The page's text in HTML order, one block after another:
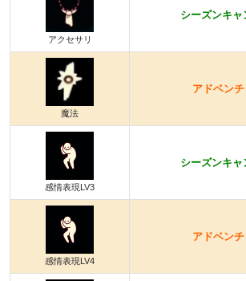
アクセサリ
シーズンキ
魔法
アドベン
感情表現LV3
シーズンキ
感情表現LV4
アドベン